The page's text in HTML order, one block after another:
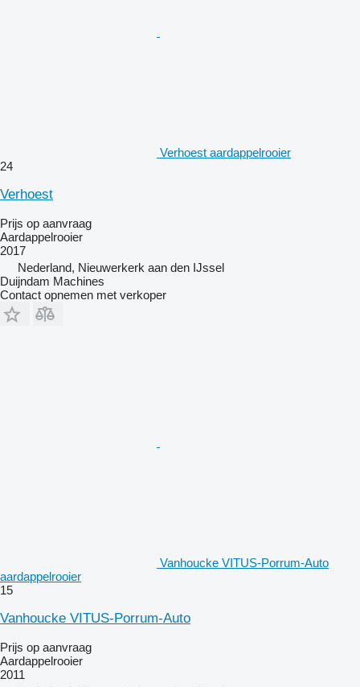
Verhoest aardappelrooier
24
Verhoest
Prijs op aanvraag
Aardappelrooier
2017
Nederland, Nieuwerkerk aan den IJssel
Duijndam Machines
Contact opnemen met verkoper
Vanhoucke VITUS-Porrum-Auto
aardappelrooier
15
Vanhoucke VITUS-Porrum-Auto
Prijs op aanvraag
Aardappelrooier
2011